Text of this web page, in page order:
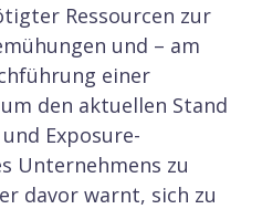
Ressourcen zur
und – am
einer
den aktuellen Stand
Exposure-
Unternehmens zu
davor warnt, sich zu